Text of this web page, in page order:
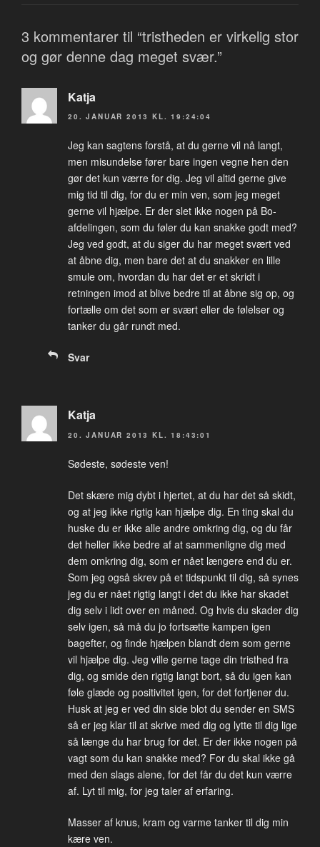
3 kommentarer til “tristheden er virkelig stor
og gør denne dag meget svær.”
Katja
20. JANUAR 2013 KL. 19:24:04
Jeg kan sagtens forstå, at du gerne vil nå langt,
men misundelse fører bare ingen vegne hen den
gør det kun værre for dig. Jeg vil altid gerne give
mig tid til dig, for du er min ven, som jeg meget
gerne vil hjælpe. Er der slet ikke nogen på Bo-
afdelingen, som du føler du kan snakke godt med?
Jeg ved godt, at du siger du har meget svært ved
at åbne dig, men bare det at du snakker en lille
smule om, hvordan du har det er et skridt i
retningen imod at blive bedre til at åbne sig op, og
fortælle om det som er svært eller de følelser og
tanker du går rundt med.
Svar
Katja
20. JANUAR 2013 KL. 18:43:01
Sødeste, sødeste ven!
Det skære mig dybt i hjertet, at du har det så skidt,
og at jeg ikke rigtig kan hjælpe dig. En ting skal du
huske du er ikke alle andre omkring dig, og du får
det heller ikke bedre af at sammenligne dig med
dem omkring dig, som er nået længere end du er.
Som jeg også skrev på et tidspunkt til dig, så synes
jeg du er nået rigtig langt i det du ikke har skadet
dig selv i lidt over en måned. Og hvis du skader dig
selv igen, så må du jo fortsætte kampen igen
bagefter, og finde hjælpen blandt dem som gerne
vil hjælpe dig. Jeg ville gerne tage din tristhed fra
dig, og smide den rigtig langt bort, så du igen kan
føle glæde og positivitet igen, for det fortjener du.
Husk at jeg er ved din side blot du sender en SMS
så er jeg klar til at skrive med dig og lytte til dig lige
så længe du har brug for det. Er der ikke nogen på
vagt som du kan snakke med? For du skal ikke gå
med den slags alene, for det får du det kun værre
af. Lyt til mig, for jeg taler af erfaring.
Masser af knus, kram og varme tanker til dig min
kære ven.